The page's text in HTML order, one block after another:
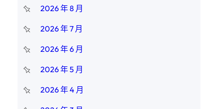
2026 年 8 月
2026 年 7 月
2026 年 6 月
2026 年 5 月
2026 年 4 月